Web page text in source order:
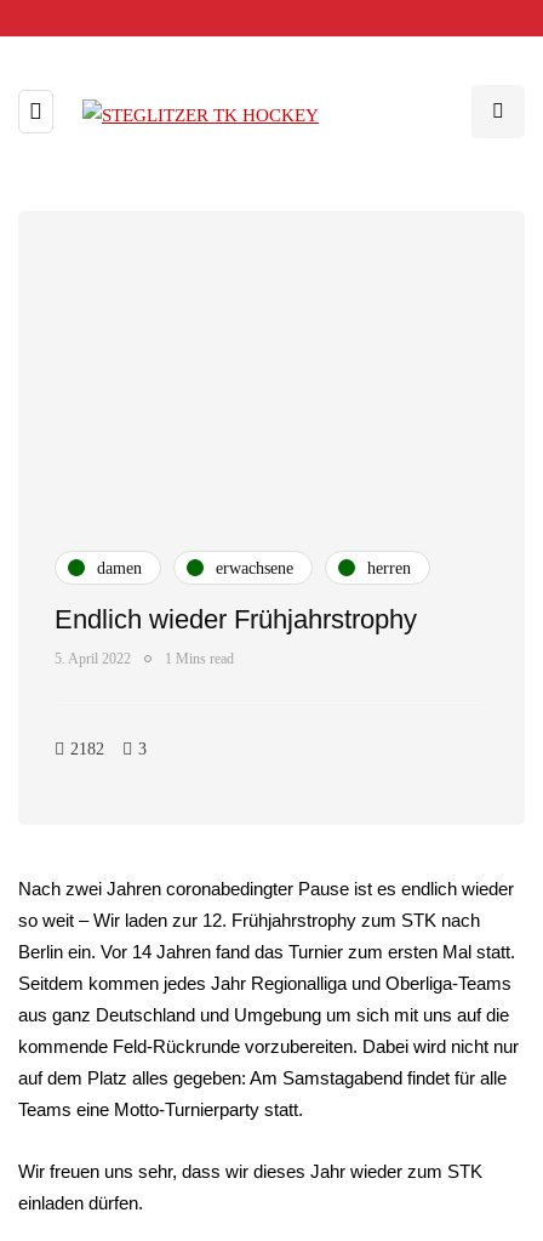
damen erwachsene herren
Endlich wieder Frühjahrstrophy
5. April 2022 1 Mins read
2182 3
Nach zwei Jahren coronabedingter Pause ist es endlich wieder
so weit – Wir laden zur 12. Frühjahrstrophy zum STK nach
Berlin ein. Vor 14 Jahren fand das Turnier zum ersten Mal statt.
Seitdem kommen jedes Jahr Regionalliga und Oberliga-Teams
aus ganz Deutschland und Umgebung um sich mit uns auf die
kommende Feld-Rückrunde vorzubereiten. Dabei wird nicht nur
auf dem Platz alles gegeben: Am Samstagabend findet für alle
Teams eine Motto-Turnierparty statt.
Wir freuen uns sehr, dass wir dieses Jahr wieder zum STK
einladen dürfen.